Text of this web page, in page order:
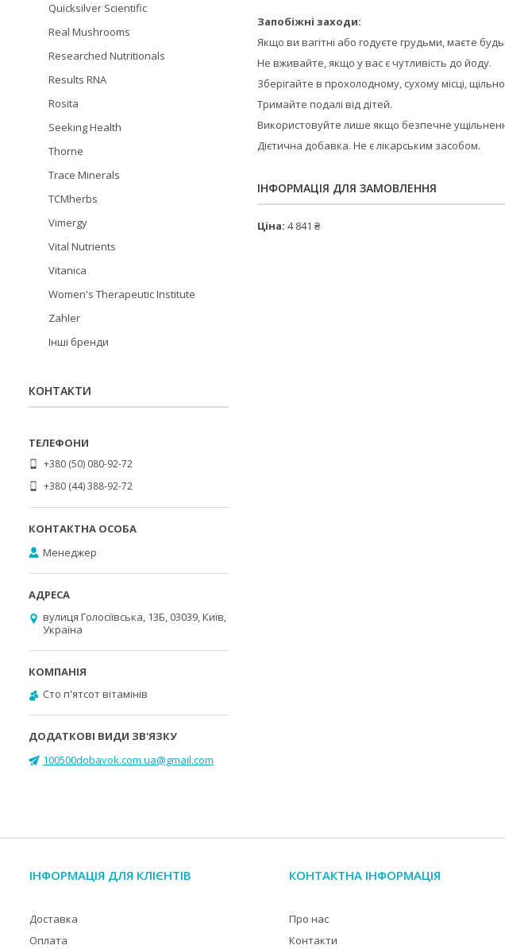
Запобіжні заходи:
Якщо ви вагітні або годуєте грудьми, маєте
Не вживайте, якщо у вас є чутливість до йоду.
Зберігайте в прохолодному, сухому місці,
Тримайте подалі від дітей.
Використовуйте лише якщо безпечне
Дієтична добавка. Не є лікарським засобом.
ІНФОРМАЦІЯ ДЛЯ ЗАМОВЛЕННЯ
Ціна: 4 841 ₴
Quicksilver Scientific
Real Mushrooms
Researched Nutritionals
Results RNA
Rosita
Seeking Health
Thorne
Trace Minerals
TCMherbs
Vimergy
Vital Nutrients
Vitanica
Women's Therapeutic Institute
Zahler
Інші бренди
КОНТАКТИ
+380 (50) 080-92-72
+380 (44) 388-92-72
Менеджер
вулиця Голосіївська, 13Б, 03039, Київ,
Україна
Cто п'ятсот вітамінів
100500dobavok.com.ua@gmail.com
ІНФОРМАЦІЯ ДЛЯ КЛІЄНТІВ
Доставка
Оплата
КОНТАКТНА ІНФОРМАЦІЯ
Про нас
Контакти